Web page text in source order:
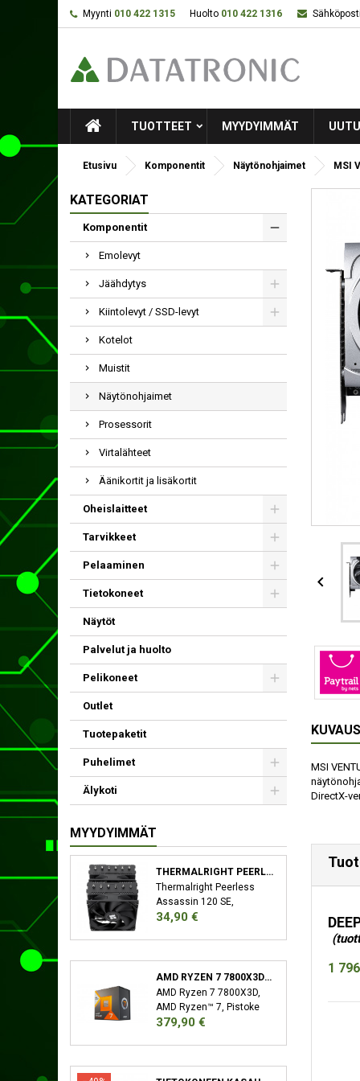
Myynti 010 422 1315 Huolto 010 422 1316
TUOTTEET MYYDYIMMÄT
Etusivu Komponentit Näytönohjaimet MSI
KATEGORIAT
Komponentit
Emolevyt
Jäähdytys
Kiintolevyt / SSD-levyt
Kotelot
Muistit
Näytönohjaimet
Prosessorit
Virtalähteet
Äänikortit ja lisäkortit
Oheislaitteet
Tarvikkeet
Pelaaminen
Tietokoneet
Näytöt
Palvelut ja huolto
Pelikoneet
Outlet
Tuotepaketit
Puhelimet
Älykoti
MYYDYIMMÄT
THERMALRIGHT PEERLESS ASSASSIN 120 SE SUORITIN JÄÄHDYTYSLEVY/JÄÄHDYTIN 12 CM MUSTA
Thermalright Peerless
Assassin 120 SE,
Jäähdytyslevy/jäähdytin,
Hinta
34,90 €
AMD RYZEN 7 7800X3D SUORITIN 4,2 GHZ 96 MB L3 LAATIKKO
AMD Ryzen 7 7800X3D,
AMD Ryzen™ 7, Pistoke
AM5, 5 nm, AMD,
Hinta
379,90 €

KUVAUS
MSI
DirectX-
1